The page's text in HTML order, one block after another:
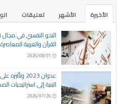
الأخيرة الأشهر تعليقات
النحو النفسي في مجال
القرآن والعربية المعاصرة
2026/08/01
عدوان 2023
البنية إلى استراتيجيات
2026/07/26